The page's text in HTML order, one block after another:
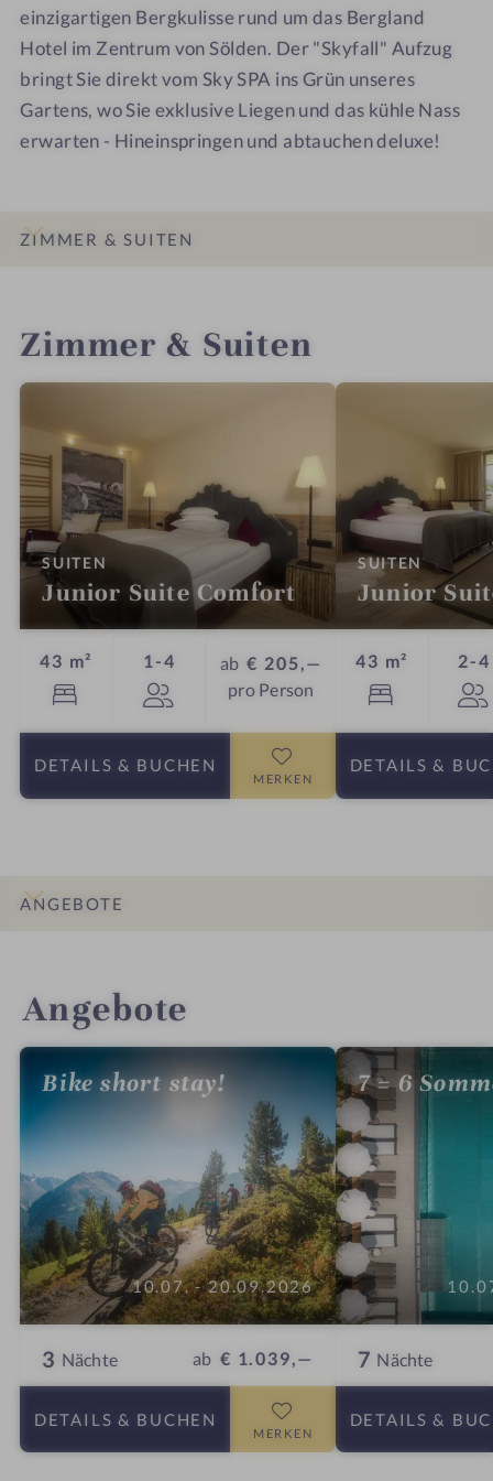
einzigartigen Bergkulisse rund um das Bergland
Hotel im Zentrum von Sölden. Der "Skyfall" Aufzug
bringt Sie direkt vom Sky SPA ins Grün unseres
Gartens, wo Sie exklusive Liegen und das kühle Nass
erwarten - Hineinspringen und abtauchen deluxe!
ZIMMER & SUITEN
Zimmer & Suiten
SUITEN
Junior Suite Comfort
43 m² 1-4 Personen
ab € 205,—
pro Person
DETAILS & BUCHEN
MERKEN
SUITEN:
Junior
43 m² 2-4
DETAILS &
ANGEBOTE
Angebote
Bike short stay!
10.07. - 20.09.2026
3 Nächte ab € 1.039,—
DETAILS & BUCHEN
MERKEN
7 = 6
7 Nächte
DETAILS &